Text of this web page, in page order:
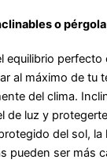
o
equilibrio
al máximo de tu
del clima.
de luz y
del sol, la
pueden ser más